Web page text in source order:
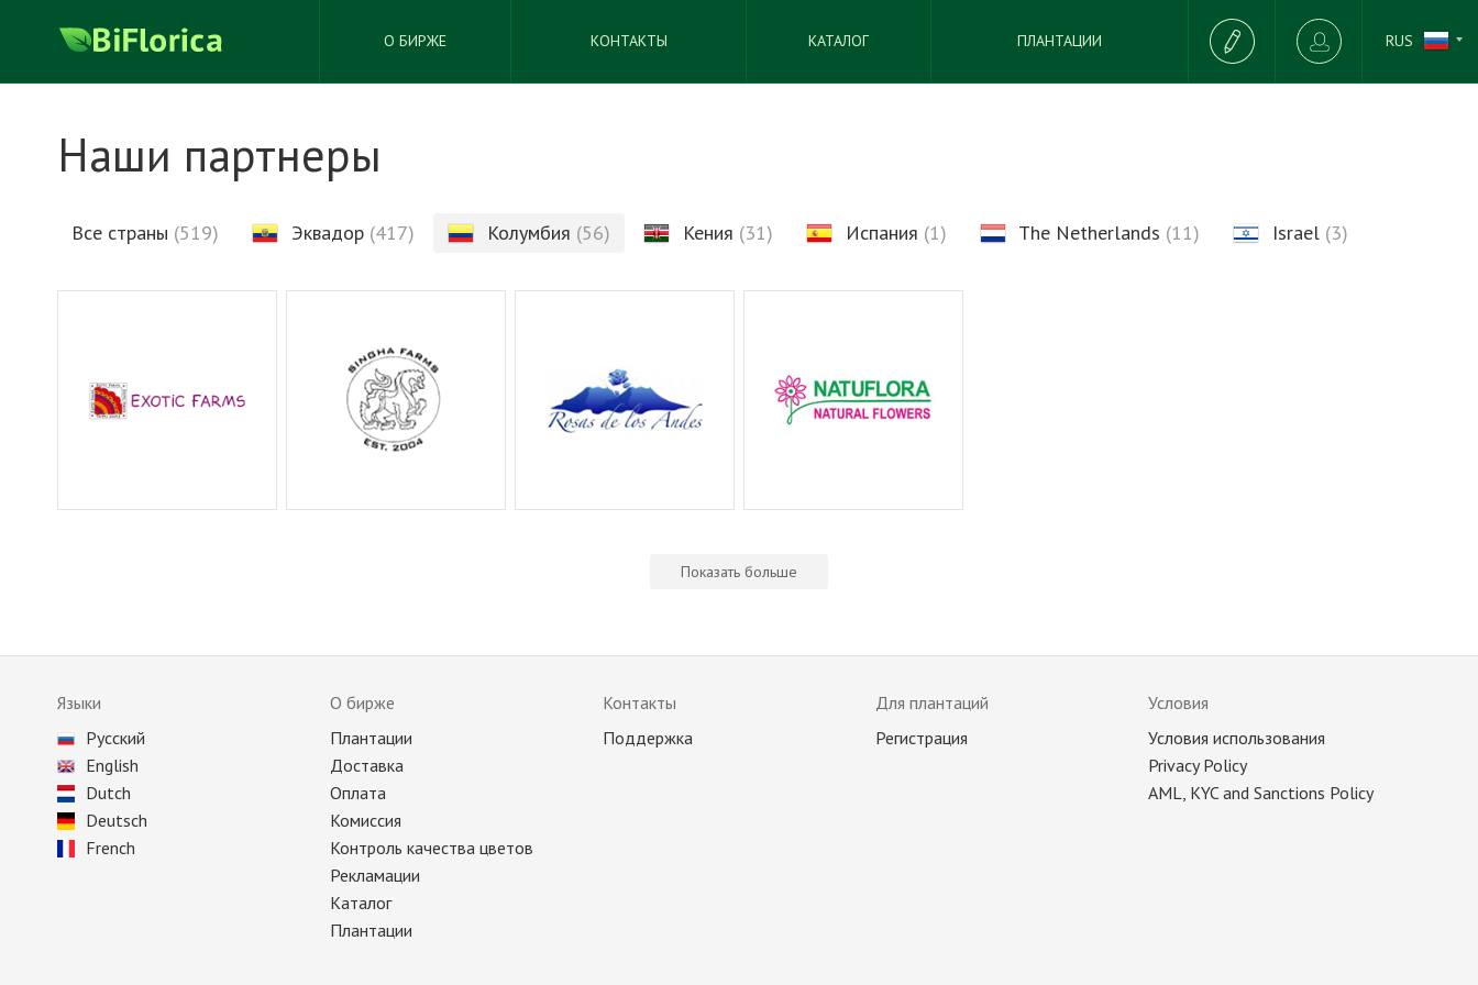
RUS
О БИРЖЕ КОНТАКТЫ КАТАЛОГ ПЛАНТАЦИИ
Наши партнеры
Все страны (519) Эквадор (417) Колумбия (56) Кения (31) Испания (1) The Netherlands (11) Israel (3)
Показать больше
Языки
Русский
English
Dutch
Deutsch
French
О бирже
Плантации
Доставка
Оплата
Комиссия
Контроль качества цветов
Рекламации
Каталог
Плантации
Контакты
Поддержка
Для плантаций
Регистрация
Условия
Условия использования
Privacy Policy
AML, KYC and Sanctions Policy